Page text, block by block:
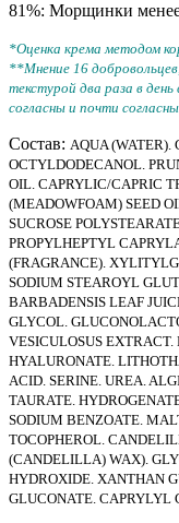
81%: Морщинки
*Оценка крема методом
**Мнение 16
текстурой два раза в
согласны и почти
Состав: AQUA (WATER).
OCTYLDODECANOL.
OIL. CAPRYLIC/CAPRIC
(MEADOWFOAM) SEED
SUCROSE
PROPYLHEPTYL
(FRAGRANCE).
SODIUM STEAROYL
BARBADENSIS LEAF
GLYCOL.
VESICULOSUS
HYALURONATE.
ACID. SERINE. UREA.
TAURATE.
SODIUM BENZOATE.
TOCOPHEROL.
(CANDELILLA) WAX).
HYDROXIDE. XANTHAN
GLUCONATE. CAPRYLYL